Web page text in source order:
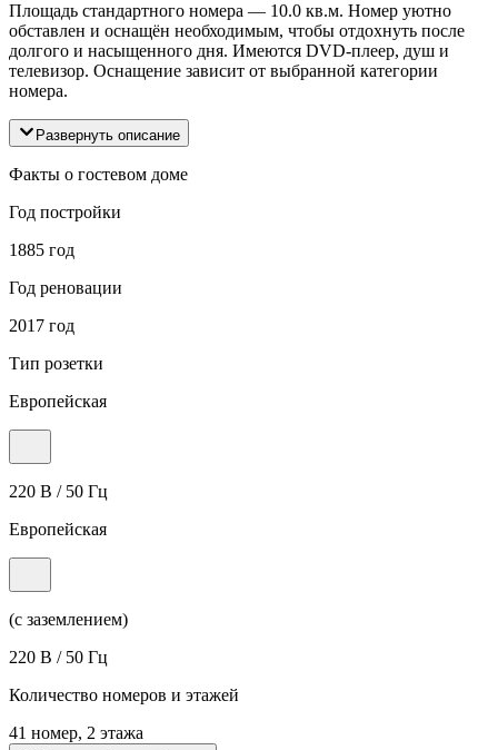
Площадь стандартного номера — 10.0 кв.м. Номер уютно
обставлен и оснащён необходимым, чтобы отдохнуть после
долгого и насыщенного дня. Имеются DVD-плеер, душ и
телевизор. Оснащение зависит от выбранной категории
номера.
Развернуть описание
Факты о гостевом доме
Год постройки
1885 год
Год реновации
2017 год
Тип розетки
Европейская
220 В / 50 Гц
Европейская
(с заземлением)
220 В / 50 Гц
Количество номеров и этажей
41 номер, 2 этажа